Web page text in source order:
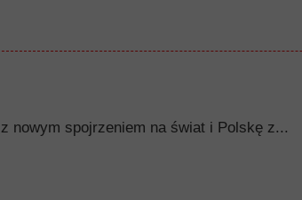
nowym spojrzeniem na świat i Polskę z...